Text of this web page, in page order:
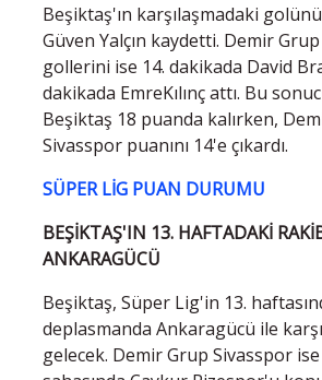
Beşiktaş'ın karşılaşmadaki
Güven Yalçın kaydetti. Demir
gollerini ise 14. dakikada David
dakikada EmreKılınç attı. Bu
Beşiktaş 18 puanda kalırken,
Sivasspor puanını 14'e çıkardı.
SÜPER LİG PUAN DURUMU
BEŞİKTAŞ'IN 13. HAFTADAKİ
ANKARAGÜCÜ
Beşiktaş, Süper Lig'in 13.
deplasmanda Ankaragücü ile
gelecek. Demir Grup Sivasspor